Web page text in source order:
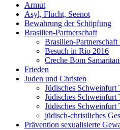
Armut
Asyl, Flucht, Seenot
Bewahrung der Schöpfung
Brasilien-Partnerschaft
Brasilien-Partnerschaft
Besuch in Rio 2016
Creche Bom
Frieden
Juden und Christen
Jüdisches Schweinfurt
Jüdisches Schweinfurt
Jüdisches Schweinfurt
jüdisch-christliches
Prävention sexualisierte